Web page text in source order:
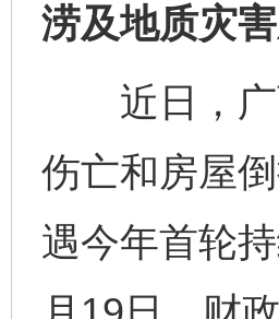
涝及地质灾
近日，广
伤亡和房屋
遇今年首轮